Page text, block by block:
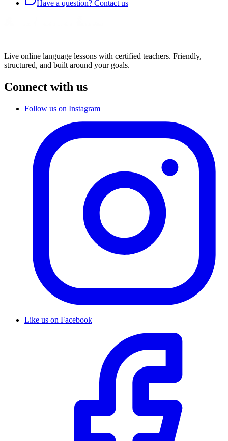
Have a question? Contact us
Live online language lessons with certified teachers. Friendly,
structured, and built around your goals.
Connect with us
Follow us on Instagram
Like us on Facebook